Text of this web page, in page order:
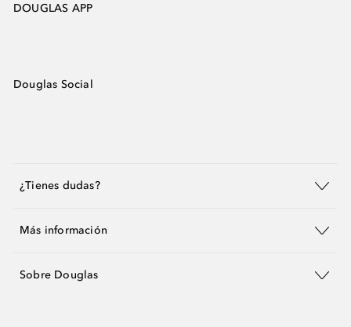
DOUGLAS APP
Douglas Social
¿Tienes dudas?
Más información
Sobre Douglas